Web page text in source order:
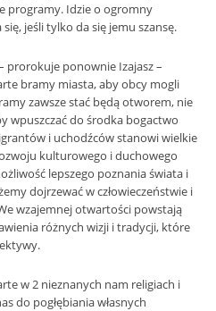
programy. Idzie o ogromny
jeśli tylko da się jemu szansę.
prorokuje ponownie Izajasz –
bramy miasta, aby obcy mogli
zawsze stać będą otworem, nie
wpuszczać do środka bogactwo
i uchodźców stanowi wielkie
kulturowego i duchowego
lepszego poznania świata i
dojrzewać w człowieczeństwie i
wzajemnej otwartości powstają
różnych wizji i tradycji, które
w 2 nieznanych nam religiach i
do pogłębiania własnych